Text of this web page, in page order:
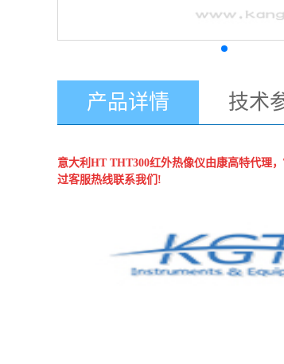
产品详情 技术
意大利HT THT300红外热像仪由康高特代理
过客服热线联系我们!